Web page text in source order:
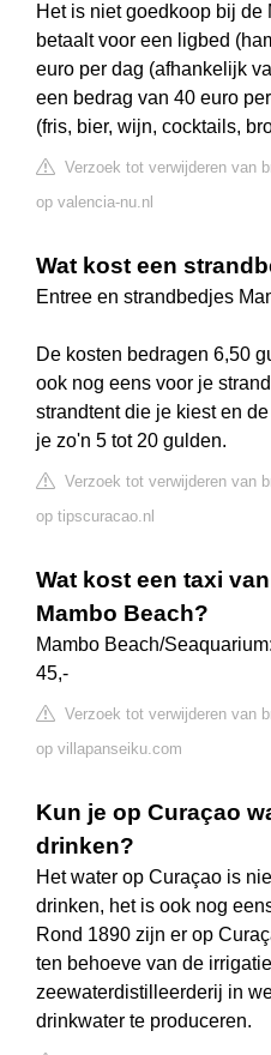
Het is niet goedkoop bij
betaalt voor een ligbed
euro per dag (afhankelijk
een bedrag van 40 euro
(fris, bier, wijn, cocktails,
Verzoek tot verwijderen van
op valencia-nu.nl
Wat kost een
Entree en strandbedjes
De kosten bedragen 6,50
ook nog eens voor je
strandtent die je kiest en
je zo'n 5 tot 20 gulden.
Verzoek tot verwijderen van
op tipscuracao.nl
Wat kost een taxi
Mambo Beach?
Mambo Beach/
45,-
Verzoek tot verwijderen van
op villapanseiku.com
Kun je op Curaçao
drinken?
Het water op Curaçao is
drinken, het is ook nog
Rond 1890 zijn er op
ten behoeve van de
zeewaterdistilleerderij in
drinkwater te produceren.